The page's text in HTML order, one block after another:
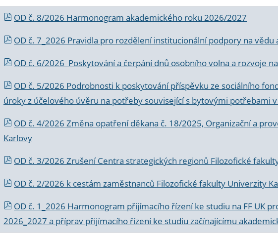
OD č. 8/2026 Harmonogram akademického roku 2026/2027
OD č. 7_2026 Pravidla pro rozdělení institucionální podpory na
OD č. 6/2026 Poskytování a čerpání dnů osobního volna a rozvoje
OD č. 5/2026 Podrobnosti k poskytování příspěvku ze sociálního
úroky z účelového úvěru na potřeby související s bytovými potřebami
OD č. 4/2026 Změna opatření děkana č. 18/2025, Organizační a
Karlovy
OD č. 3/2026 Zrušení Centra strategických regionů Filozofické
OD č. 2/2026 k cestám zaměstnanců Filozofické fakulty Univerzity
OD č. 1_2026 Harmonogram přijímacího řízení ke studiu na FF UK
2026_2027 a příprav přijímacího řízení ke studiu začínajícímu